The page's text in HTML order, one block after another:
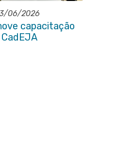
06/2026
capacitação